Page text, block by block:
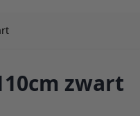
zwart